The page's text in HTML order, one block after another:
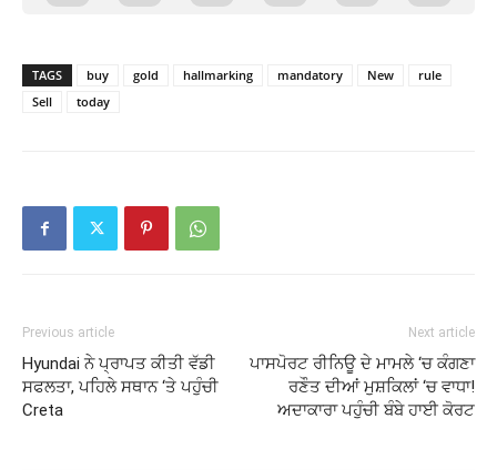
TAGS buy gold hallmarking mandatory New
rule
Sell
today
Previous article
Hyundai ਨੇ ਪ੍ਰਾਪਤ ਕੀਤੀ ਵੱਡੀ
ਸਫਲਤਾ, ਪਹਿਲੇ ਸਥਾਨ ‘ਤੇ ਪਹੁੰਚੀ
Creta
Next article
ਪਾਸਪੋਰਟ ਰੀਨਿਊ ਦੇ ਮਾਮਲੇ ‘ਚ ਕੰਗਣਾ
ਰਣੌਤ ਦੀਆਂ ਮੁਸ਼ਕਿਲਾਂ ‘ਚ ਵਾਧਾ!
ਅਦਾਕਾਰਾ ਪਹੁੰਚੀ ਬੰਬੇ ਹਾਈ ਕੋਰਟ